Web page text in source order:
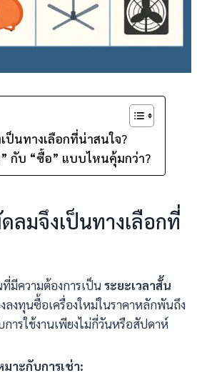
ป็นทางเลือกที่น่าสนใจ?
” กับ “ซื้อ” แบบไหนคุ้มกว่า?
ลมจึงเป็นทางเลือกที่
ที่มีความต้องการเป็น ระยะเวลาสั้น
ลงทุนซื้อเครื่องใหม่ในราคาหลักพันถึง
ารใช้งานเพียงไม่กี่วันหรือสัปดาห์
าะกับการเช่า: